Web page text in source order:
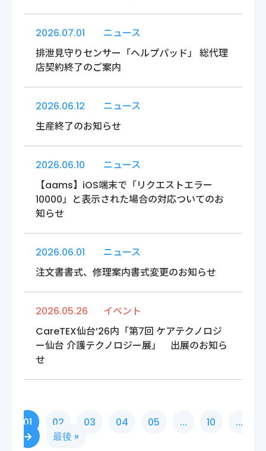
2026.07.01
ニュース
排泄見守りセンサー「ヘルプパッド」 総代理
店契約終了のご案内
2026.06.12
ニュース
生産終了のお知らせ
2026.06.10
ニュース
【aams】iOS端末で「リクエストエラー
10000」と表示された場合の対応ついてのお
知らせ
2026.06.01
ニュース
注文書書式、修理案内書式変更のお知らせ
2026.05.26
イベント
CareTEX仙台’26内「第7回 ケアテクノロジ
ー仙台 介護テクノロジー展」 出展のお知ら
せ
01 02 03 04 05 ... 10
...
最後 »